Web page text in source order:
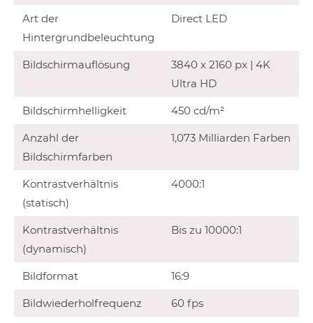
Art der
Hintergrundbeleuchtung
Direct LED
Bildschirmauflösung
3840 x 2160 px | 4K
Ultra HD
Bildschirmhelligkeit 450 cd/m²
Anzahl der
Bildschirmfarben
1,073 Milliarden Farben
Kontrastverhältnis
(statisch)
4000:1
Kontrastverhältnis
(dynamisch)
Bis zu 10000:1
Bildformat 16:9
Bildwiederholfrequenz 60 fps